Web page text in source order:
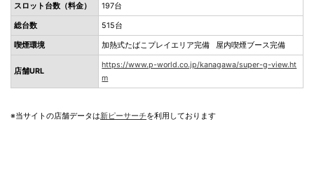
スロット台数（料金） 197台
総台数 515台
喫煙環境 加熱式たばこプレイエリア完備 屋内喫煙ブース完備
店舗URL
https://www.p-world.co.jp/kanagawa/super-g-view.ht
m
※当サイトの店舗データは新ピーサーチを利用しております